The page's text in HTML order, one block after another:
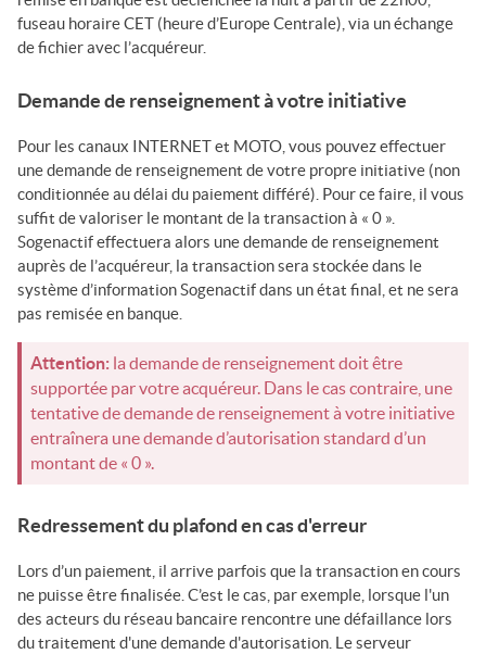
fuseau horaire CET (heure d’Europe Centrale), via un échange
de fichier avec l’acquéreur.
Demande de renseignement à votre initiative
Pour les canaux INTERNET et MOTO, vous pouvez effectuer
une demande de renseignement de votre propre initiative (non
conditionnée au délai du paiement différé). Pour ce faire, il vous
suffit de valoriser le montant de la transaction à « 0 ».
Sogenactifeffectuera alors une demande de renseignement
auprès de l’acquéreur, la transaction sera stockée dans le
système d’informationSogenactifdans un état final, et ne sera
pas remisée en banque.
Attention: la demande de renseignement doit être
supportée par votre acquéreur. Dans le cas contraire, une
tentative de demande de renseignement à votre initiative
entraînera une demande d’autorisation standard d’un
montant de « 0 ».
Redressement du plafond en cas d'erreur
Lors d’un paiement, il arrive parfois que la transaction en cours
ne puisse être finalisée. C’est le cas, par exemple, lorsque l'un
des acteurs du réseau bancaire rencontre une défaillance lors
du traitement d'une demande d'autorisation. Le serveur